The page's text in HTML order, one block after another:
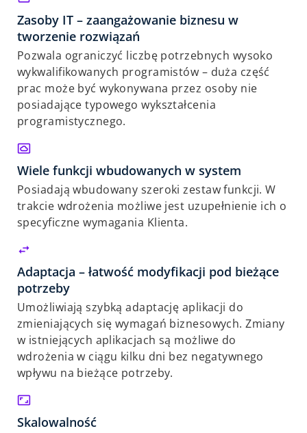
Zasoby IT – zaangażowanie biznesu w
tworzenie rozwiązań
Pozwala ograniczyć liczbę potrzebnych wysoko
wykwalifikowanych programistów – duża część
prac może być wykonywana przez osoby nie
posiadające typowego wykształcenia
programistycznego.
Wiele funkcji wbudowanych w system
Posiadają wbudowany szeroki zestaw funkcji. W
trakcie wdrożenia możliwe jest uzupełnienie ich o
specyficzne wymagania Klienta.
Adaptacja – łatwość modyfikacji pod bieżące
potrzeby
Umożliwiają szybką adaptację aplikacji do
zmieniających się wymagań biznesowych. Zmiany
w istniejących aplikacjach są możliwe do
wdrożenia w ciągu kilku dni bez negatywnego
wpływu na bieżące potrzeby.
Skalowalność